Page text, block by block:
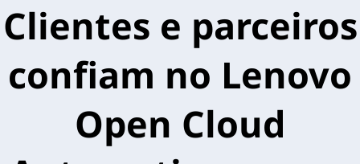
Clientes e parceiros
confiam no Lenovo
Open Cloud